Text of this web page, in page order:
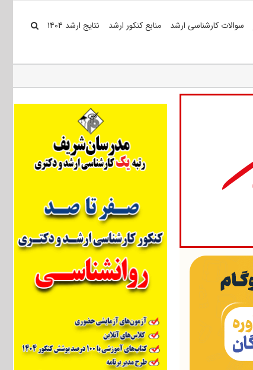
سوالات کارشناسی ارشد منابع کنکور ارشد نتایج ارشد ۱۴۰۴